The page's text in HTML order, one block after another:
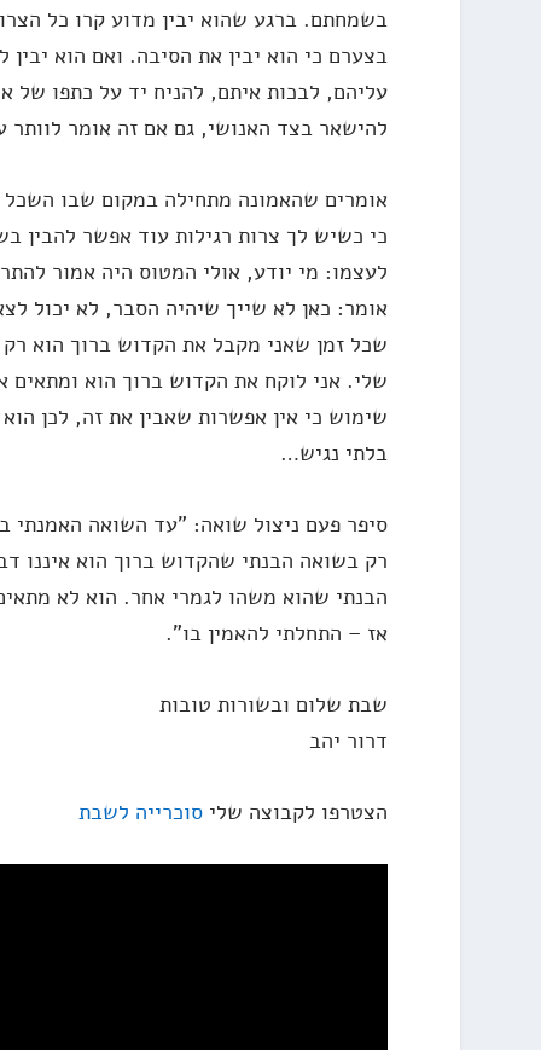
בשמחתם. ברגע שהוא יבין מדוע קרו כל
בצערם כי הוא יבין את הסיבה. ואם הוא
עליהם, לבכות איתם, להניח יד על כתפו של
להישאר בצד האנושי, גם אם זה אומר לוותר
אומרים שהאמונה מתחילה במקום שבו
כי כשיש לך צרות רגילות עוד אפשר
לעצמו: מי יודע, אולי המטוס היה אמור
אומר: כאן לא שייך שיהיה הסבר, לא יכול
שכל זמן שאני מקבל את הקדוש ברוך הוא
שלי. אני לוקח את הקדוש ברוך הוא
שימוש כי אין אפשרות שאבין את זה, לכן
בלתי נגיש…
סיפר פעם ניצול שואה: "עד השואה האמנתי
רק בשואה הבנתי שהקדוש ברוך הוא איננו
הבנתי שהוא משהו לגמרי אחר. הוא לא
אז – התחלתי להאמין בו".
שבת שלום ובשורות טובות
דרור יהב
הצטרפו לקבוצה שליסוכרייה לשבת